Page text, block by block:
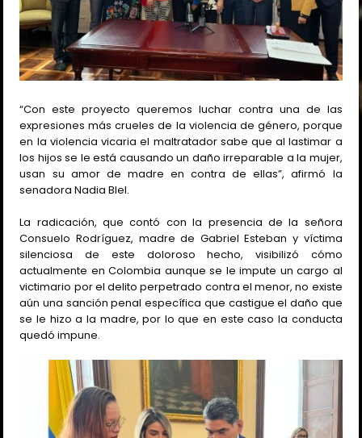
“Con este proyecto queremos luchar contra una de las
expresiones más crueles de la violencia de género, porque
en la violencia vicaria el maltratador sabe que al lastimar a
los hijos se le está causando un daño irreparable a la mujer,
usan su amor de madre en contra de ellas”, afirmó la
senadora Nadia Blel.
La radicación, que contó con la presencia de la señora
Consuelo Rodríguez, madre de Gabriel Esteban y víctima
silenciosa de este doloroso hecho, visibilizó cómo
actualmente en Colombia aunque se le impute un cargo al
victimario por el delito perpetrado contra el menor, no existe
aún una sanción penal específica que castigue el daño que
se le hizo a la madre, por lo que en este caso la conducta
quedó impune.